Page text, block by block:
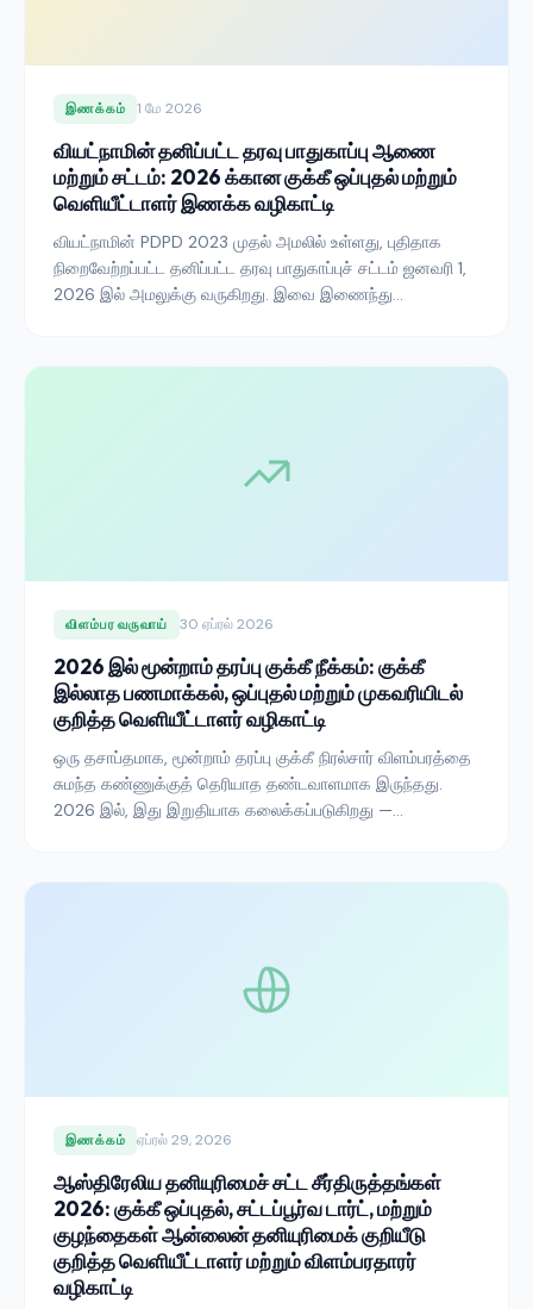
இணக்கம் 1 மே 2026
வியட்நாமின் தனிப்பட்ட தரவு பாதுகாப்பு ஆணை
மற்றும் சட்டம்: 2026 க்கான குக்கீ ஒப்புதல் மற்றும்
வெளியீட்டாளர் இணக்க வழிகாட்டி
வியட்நாமின் PDPD 2023 முதல் அமலில் உள்ளது, புதிதாக
நிறைவேற்றப்பட்ட தனிப்பட்ட தரவு பாதுகாப்புச் சட்டம் ஜனவரி 1,
2026 இல் அமலுக்கு வருகிறது. இவை இணைந்து
வெளியீட்டாளர்கள் மற்றும் விளம்பரதாரர்கள் தெரிந்துகொள்ள
விளம்பர வருவாய் 30 ஏப்ரல் 2026
2026 இல் மூன்றாம் தரப்பு குக்கீ நீக்கம்: குக்கீ
இல்லாத பணமாக்கல், ஒப்புதல் மற்றும் முகவரியிடல்
குறித்த வெளியீட்டாளர் வழிகாட்டி
ஒரு தசாப்தமாக, மூன்றாம் தரப்பு குக்கீ நிரல்சார் விளம்பரத்தை
சுமந்த கண்ணுக்குத் தெரியாத தண்டவாளமாக இருந்தது.
2026 இல், இது இறுதியாக கலைக்கப்படுகிறது —
இணக்கம் ஏப்ரல் 29, 2026
ஆஸ்திரேலிய தனியுரிமைச் சட்ட சீர்திருத்தங்கள்
2026: குக்கீ ஒப்புதல், சட்டப்பூர்வ டார்ட், மற்றும்
குழந்தைகள் ஆன்லைன் தனியுரிமைக் குறியீடு
குறித்த வெளியீட்டாளர் மற்றும் விளம்பரதாரர்
வழிகாட்டி